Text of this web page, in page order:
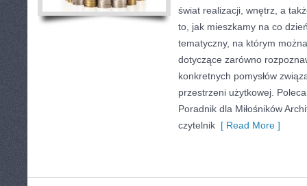
świat realizacji, wnętrz, a
to, jak mieszkamy na co
tematyczny, na którym
dotyczące zarówno
konkretnych pomysłów
przestrzeni użytkowej.
Poradnik dla Miłośników
czytelnik [ Read More ]